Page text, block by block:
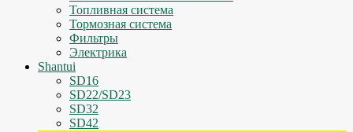
Топливная система
Тормозная система
Фильтры
Электрика
Shantui
SD16
SD22/SD23
SD32
SD42